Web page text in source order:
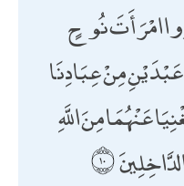
امْرَأَتَ نُوحٍ
مِنْ عِبَادِنَا
عَنْهُمَا مِنَ اللَّهِ